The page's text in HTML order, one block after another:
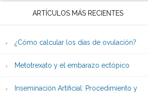
ARTÍCULOS MÁS RECIENTES
¿Cómo calcular los días de ovulación?
Metotrexato y el embarazo ectópico
Inseminación Artificial: Procedimiento y